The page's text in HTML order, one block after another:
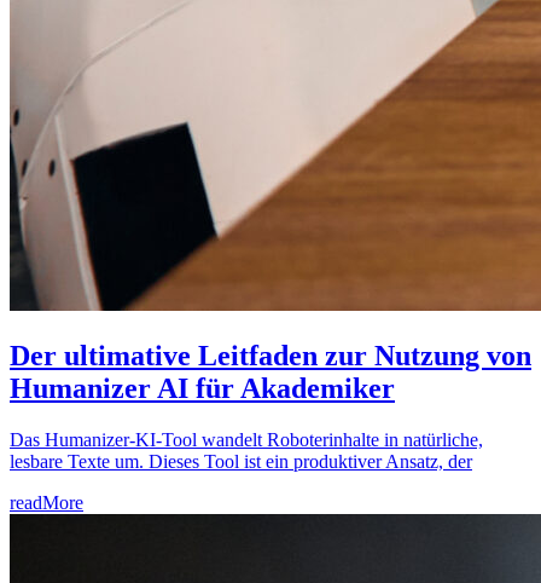
Der ultimative Leitfaden zur Nutzung von
Humanizer AI für Akademiker
Das Humanizer-KI-Tool wandelt Roboterinhalte in natürliche,
lesbare Texte um. Dieses Tool ist ein produktiver Ansatz, der
readMore